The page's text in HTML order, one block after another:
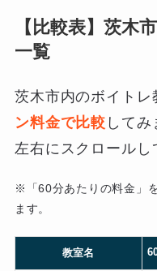
【比較表】茨木
一覧
茨木市内のボイトレ
ン料金で比較 してみ
左右にスクロールし
※「60分あたりの料金」
ます。
教室名